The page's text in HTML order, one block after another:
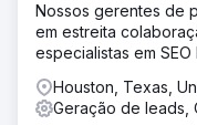
Nossos gerentes de
em estreita
especialistas em
Houston, Texas,
Geração de leads,